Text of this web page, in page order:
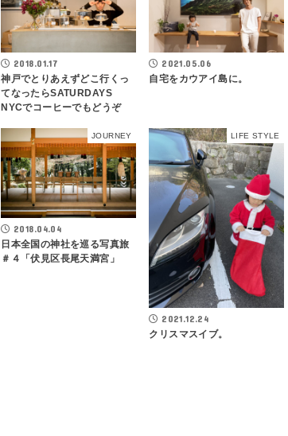
2018.01.17
神戸でとりあえずどこ行くっ
てなったらSATURDAYS
NYCでコーヒーでもどうぞ
2021.05.06
自宅をカウアイ島に。
JOURNEY
2018.04.04
日本全国の神社を巡る写真旅
＃４「伏見区長尾天満宮」
LIFE STYLE
2021.12.24
クリスマスイブ。